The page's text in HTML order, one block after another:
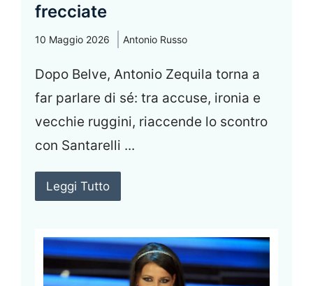
frecciate
10 Maggio 2026 Antonio Russo
Dopo Belve, Antonio Zequila torna a
far parlare di sé: tra accuse, ironia e
vecchie ruggini, riaccende lo scontro
con Santarelli ...
Leggi Tutto